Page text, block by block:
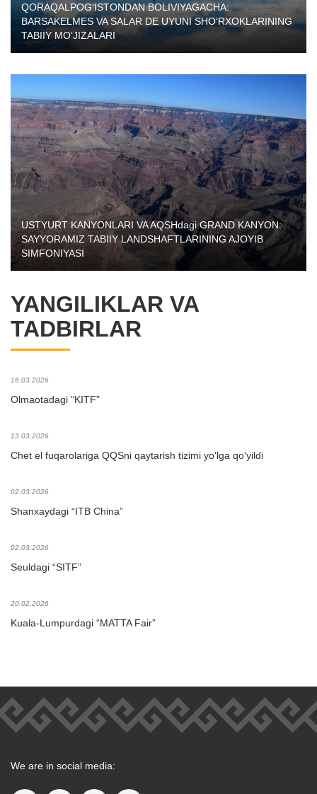
QORAQALPOG‘ISTONDAN BOLIVIYAGACHA:
BARSAKELMES VA SALAR DE UYUNI SHO‘RXOKLARINING
TABIIY MO‘JIZALARI
USTYURT KANYONLARI VA AQSHdagi GRAND KANYON:
SAYYORAMIZ TABIIY LANDSHAFTLARINING AJOYIB
SIMFONIYASI
YANGILIKLAR VA
TADBIRLAR
16.03.2026
Olmaotadagi “KITF”
13.03.2026
Chet el fuqarolariga QQSni qaytarish tizimi yo‘lga qo‘yildi
02.03.2026
Shanxaydagi “ITB China”
02.03.2026
Seuldagi “SITF”
20.02.2026
Kuala-Lumpurdagi “MATTA Fair”
We are in social media: